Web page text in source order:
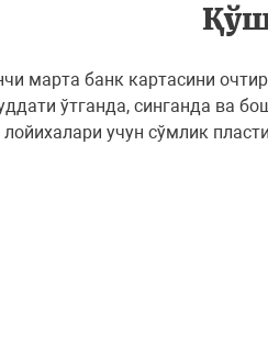
марта банк картасини
ўтганда, синганда ва
учун сўмлик